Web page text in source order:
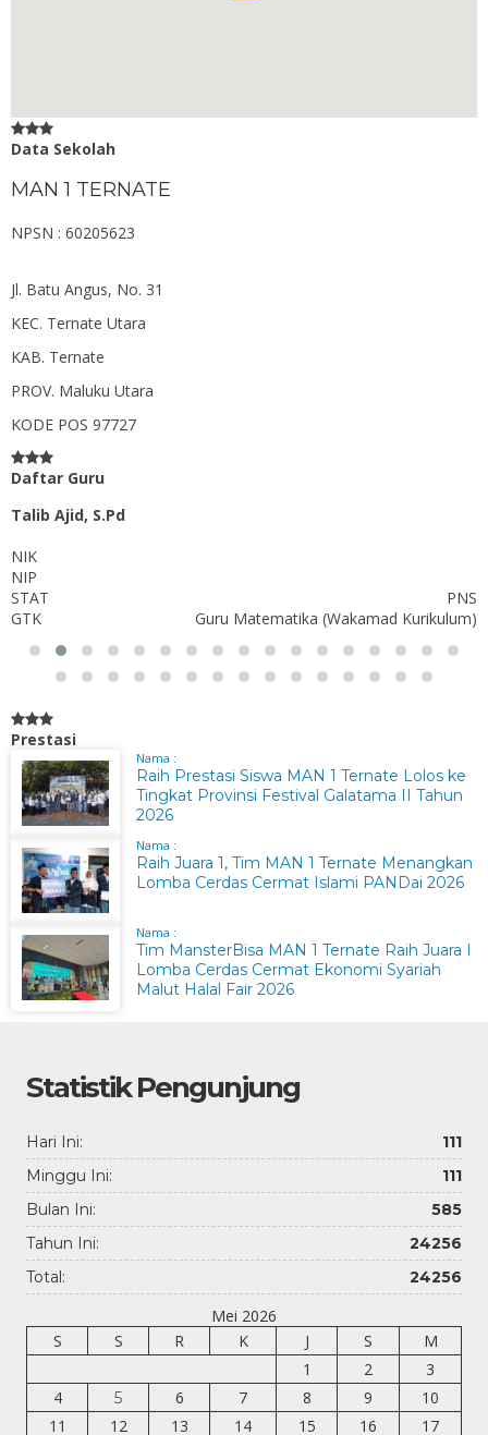
Data Sekolah
MAN 1 TERNATE
NPSN : 60205623
Jl. Batu Angus, No. 31
KEC. Ternate Utara
KAB. Ternate
PROV. Maluku Utara
KODE POS 97727
Daftar Guru
Talib Ajid, S.Pd
NIK
NIP
STAT
PNS
GTK
Guru Matematika (Wakamad Kurikulum)
Prestasi
Nama :
Raih Prestasi Siswa MAN 1 Ternate Lolos ke
Tingkat Provinsi Festival Galatama II Tahun
2026
Nama :
Raih Juara 1, Tim MAN 1 Ternate Menangkan
Lomba Cerdas Cermat Islami PANDai 2026
Nama :
Tim MansterBisa MAN 1 Ternate Raih Juara I
Lomba Cerdas Cermat Ekonomi Syariah
Malut Halal Fair 2026
Statistik Pengunjung
Hari Ini:
111
Minggu Ini:
111
Bulan Ini:
585
Tahun Ini:
24256
Total:
24256
Mei 2026
S
S R K J S
M
1
2
3
4
5 6 7 8 9
10
11
12 13 14 15 16 17